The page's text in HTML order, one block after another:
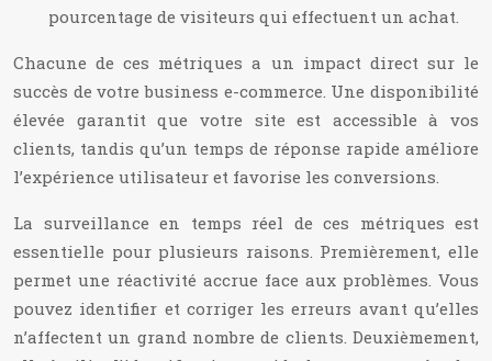
pourcentage de visiteurs qui effectuent un achat.
Chacune de ces métriques a un impact direct sur le
succès de votre business e-commerce. Une disponibilité
élevée garantit que votre site est accessible à vos
clients, tandis qu’un temps de réponse rapide améliore
l’expérience utilisateur et favorise les conversions.
La surveillance en temps réel de ces métriques est
essentielle pour plusieurs raisons. Premièrement, elle
permet une réactivité accrue face aux problèmes. Vous
pouvez identifier et corriger les erreurs avant qu’elles
n’affectent un grand nombre de clients. Deuxièmement,